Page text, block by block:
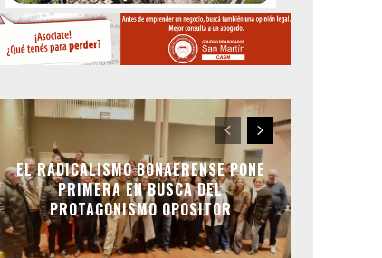
EL RADICALISMO BONAERENSE PONE
PRIMERA EN BUSCA DEL
PROTAGONISMO OPOSITOR